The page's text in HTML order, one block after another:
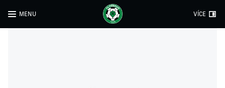
MENU VÍCE